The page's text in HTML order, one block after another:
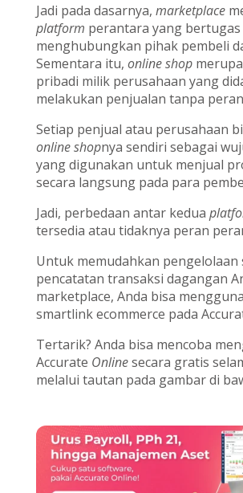
Jadi pada dasarnya, marketplace
platform perantara yang bertugas
menghubungkan pihak pembeli
Sementara itu, online shop
pribadi milik perusahaan yang
melakukan penjualan tanpa
Setiap penjual atau perusahaan
online shopnya sendiri sebagai
yang digunakan untuk menjual
secara langsung pada para
Jadi, perbedaan antar kedua
tersedia atau tidaknya peran
Untuk memudahkan pengelolaan
pencatatan transaksi dagangan
marketplace, Anda bisa
smartlink ecommerce pada
Tertarik? Anda bisa mencoba
Accurate Onlinesecara gratis
melalui tautan pada gambar di